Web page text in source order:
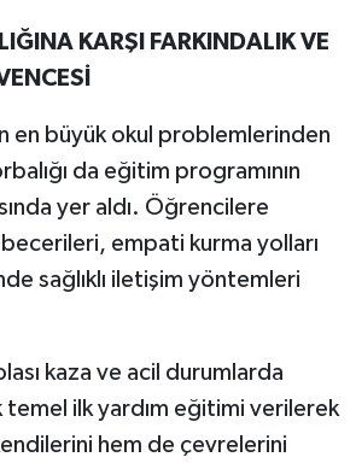
KARŞI FARKINDALIK VE
en büyük okul problemlerinden
da eğitim programının
yer aldı. Öğrencilere
empati kurma yolları
sağlıklı iletişim yöntemleri
kaza ve acil durumlarda
temel ilk yardım eğitimi verilerek
hem de çevrelerini